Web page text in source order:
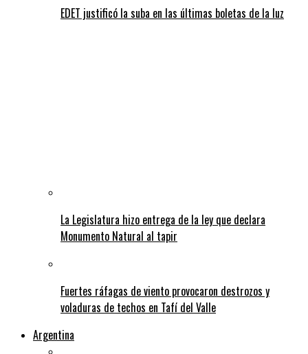
EDET justificó la suba en las últimas boletas de la luz
La Legislatura hizo entrega de la ley que declara
Monumento Natural al tapir
Fuertes ráfagas de viento provocaron destrozos y
voladuras de techos en Tafí del Valle
Argentina